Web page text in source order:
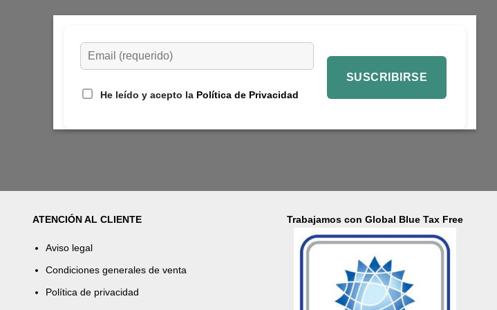
He leído y acepto la Política de Privacidad
ATENCIÓN AL CLIENTE
Aviso legal
Condiciones generales de venta
Política de privacidad
Trabajamos con Global Blue Tax Free